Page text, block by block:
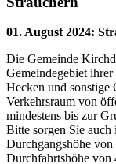
01. August 2024:
Die Gemeinde
Gemeindegebiet
Hecken und sonstige
Verkehrsraum von
mindestens bis zur
Bitte sorgen Sie auch
Durchgangshöhe
Durchfahrtshöhe von